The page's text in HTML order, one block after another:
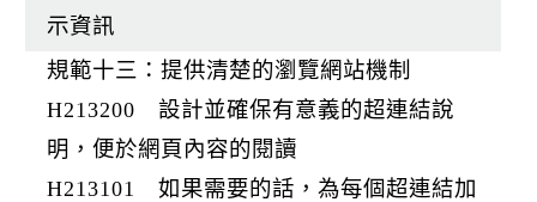
示資訊
規範十三：提供清楚的瀏覽網站機制
H213200 設計並確保有意義的超連結說
明，便於網頁內容的閱讀
H213101 如果需要的話，為每個超連結加